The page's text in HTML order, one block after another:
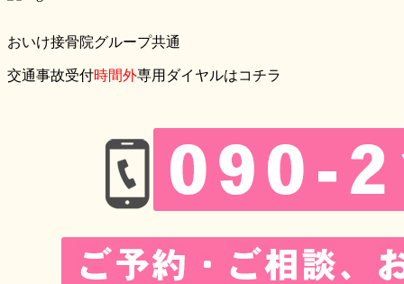
おいけ接骨院グループ共通
交通事故受付時間外専用ダイヤルはコチラ